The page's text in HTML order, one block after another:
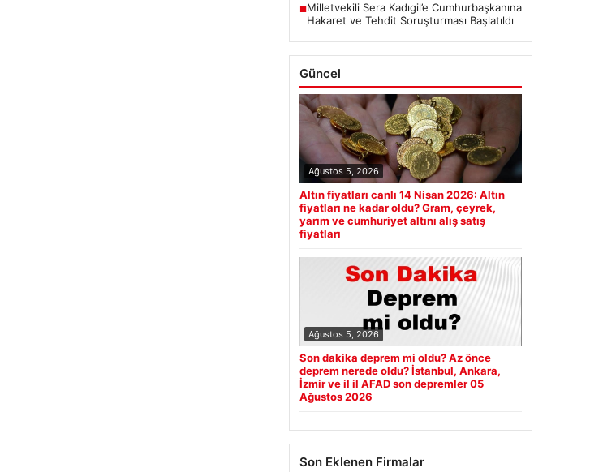
■Milletvekili Sera Kadıgil’e Cumhurbaşkanına
Hakaret ve Tehdit Soruşturması Başlatıldı
Güncel
Ağustos 5, 2026
Altın fiyatları canlı 14 Nisan 2026: Altın
fiyatları ne kadar oldu? Gram, çeyrek,
yarım ve cumhuriyet altını alış satış
fiyatları
Ağustos 5, 2026
Son dakika deprem mi oldu? Az önce
deprem nerede oldu? İstanbul, Ankara,
İzmir ve il il AFAD son depremler 05
Ağustos 2026
Son Eklenen Firmalar